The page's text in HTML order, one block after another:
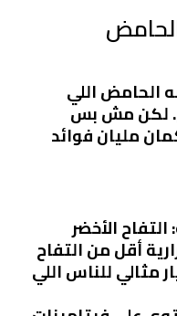
الحامض اللي
لكن مش بس
مليان فوائد
: التفاح الأخضر
أقل من التفاح
مثالي للناس اللي